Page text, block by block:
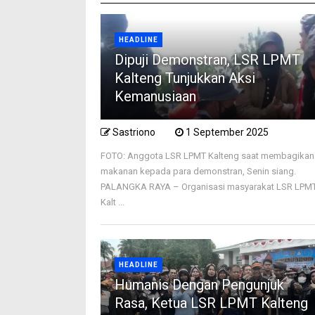
HEADLINE
Dipuji Demonstran, LSR LPMT
Kalteng Tunjukkan Aksi
Kemanusiaan
Sastriono 1 September 2025
FOTO: Anggota LSR LPMT Kalteng saat membagikan
makanan kepada para demonstran, Senin siang.
PALANGKA RAYA – Organisasi masyarakat LSR
Kalt ...
HEADLINE
Humanis Dengan Pengunjuk
Rasa, Ketua LSR LPMT Kalteng